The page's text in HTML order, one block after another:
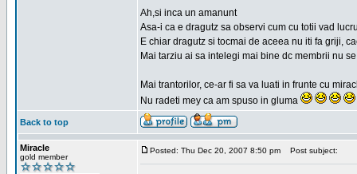
Ah,si inca un amanunt
Asa-i ca e dragutz sa observi cum cu totii vad
E chiar dragutz si tocmai de aceea nu iti fa griji,
Mai tarziu ai sa intelegi mai bine dc membrii nu
Mai trantorilor, ce-ar fi sa va luati in frunte cu
Nu radeti mey ca am spuso in gluma
Back to top
Miracle
gold member
Posted: Thu Dec 20, 2007 8:50 pm Post subject: